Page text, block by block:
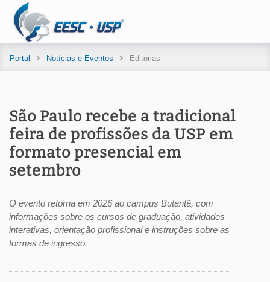
Portal Notícias e Eventos Editorias
São Paulo recebe a tradicional
feira de profissões da USP em
formato presencial em
setembro
O evento retorna em 2026 ao campus Butantã, com
informações sobre os cursos de graduação, atividades
interativas, orientação profissional e instruções sobre as
formas de ingresso.